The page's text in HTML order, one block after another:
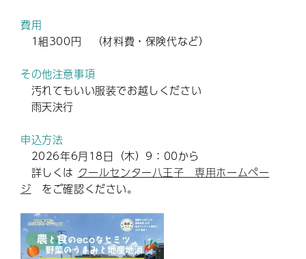
費用
1組300円 （材料費・保険代など）
その他注意事項
汚れてもいい服装でお越しください
雨天決行
申込方法
2026年6月18日（木）9：00から
詳しくは クールセンター八王子 専用ホームペー
ジ をご確認ください。